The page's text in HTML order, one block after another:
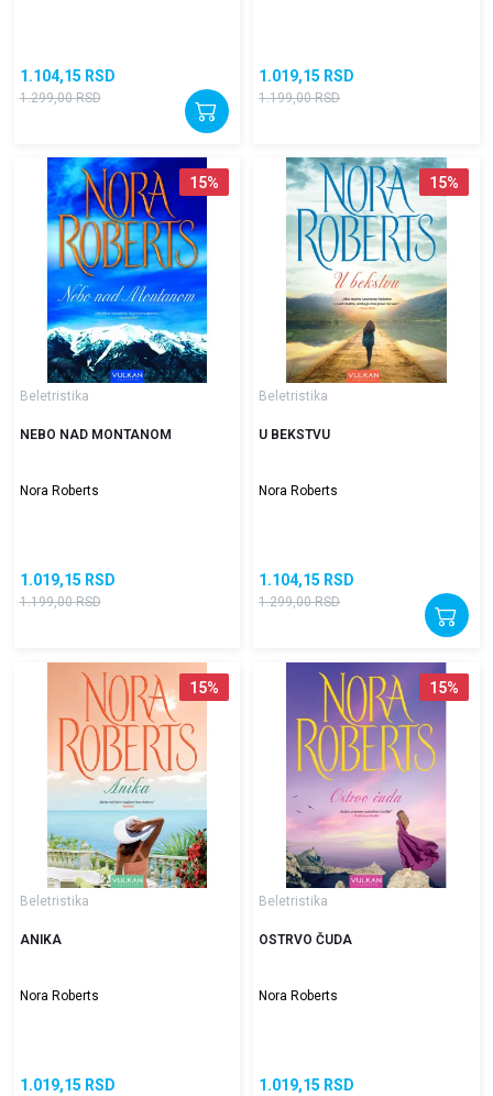
1.104,15 RSD
1.299,00 RSD
1.019,15 RSD
1.199,00 RSD
15%
Beletristika
NEBO NAD MONTANOM
Nora Roberts
1.019,15 RSD
1.199,00 RSD
15%
Beletristika
U BEKSTVU
Nora Roberts
1.104,15 RSD
1.299,00 RSD
15%
Beletristika
ANIKA
Nora Roberts
1.019,15 RSD
15%
Beletristika
OSTRVO ČUDA
Nora Roberts
1.019,15 RSD